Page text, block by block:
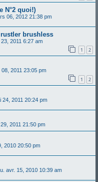
N°2 quoi!)
06, 2012 21:38 pm
brushless
2011 6:27 am
1 2
08, 2011 23:05 pm
1 2
24, 2011 20:24 pm
2011 21:50 pm
2010 20:50 pm
avr. 15, 2010 10:39 am